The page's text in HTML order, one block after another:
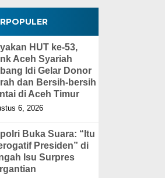
HUT ke-53,
Aceh Syariah
Idi Gelar Donor
dan Bersih-bersih
di Aceh Timur
6, 2026
Buka Suara: “Itu
Presiden” di
Isu Surpres